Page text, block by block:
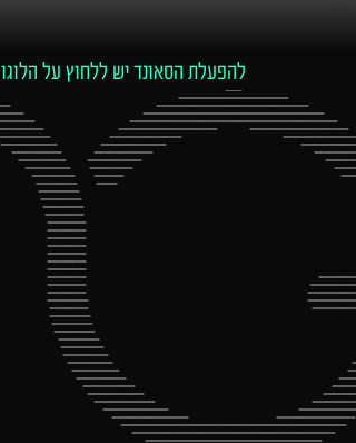
להפעלת הסאונד יש ללחוץ על הלוגו